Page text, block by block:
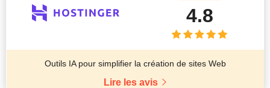
4.8
Outils IA pour simplifier la création de sites Web
Lire les avis